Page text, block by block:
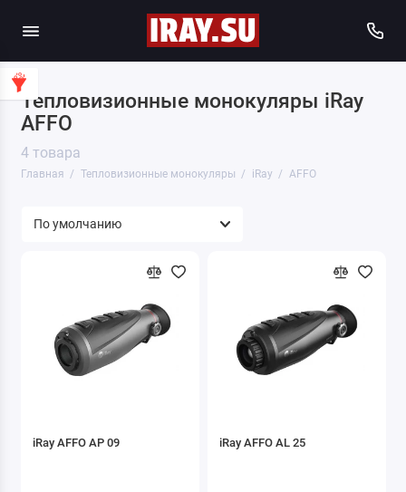
Тепловизионные монокуляры iRay
AFFO
4 товара
Главная Тепловизионные монокуляры iRay AFFO
iRay AFFO AP 09 iRay AFFO AL 25